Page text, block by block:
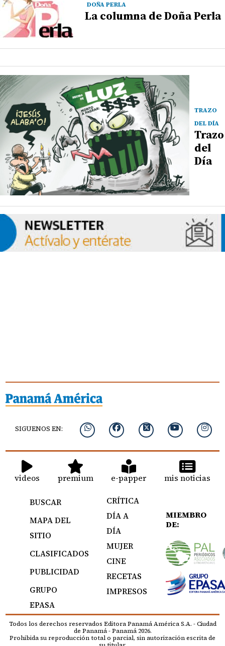
DOÑA PERLA
La columna de Doña Perla
TRAZO
DEL DÍA
Trazo
del
Día
SIGUENOS EN:
videos premium e-papper mis noticias
BUSCAR
MAPA DEL
SITIO
CLASIFICADOS
PUBLICIDAD
GRUPO
EPASA
CRÍTICA
DÍA A
DÍA
MUJER
CINE
RECETAS
IMPRESOS
MIEMBRO
DE:
Todos los derechos reservados Editora Panamá América S.A. - Ciudad
de Panamá - Panamá 2026.
Prohibida su reproducción total o parcial, sin autorización escrita de